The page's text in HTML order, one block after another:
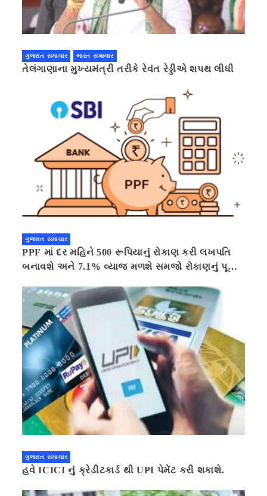
ગુજરાત સમાચાર ભારત સમાચાર
તેલંગાણાના મુખ્યમંત્રી તરીકે રેવંત રેડ્ડીએ શપથ લીધી
ગુજરાત સમાચાર
PPF માં દર મહિને 500 રૂપિયાનું રોકાણ કરી લખપતિ
બનાવશે અને 7.1% વ્યાજ મળશે સમજો રોકાણનું પૂરું
ગુજરાત સમાચાર
હવે ICICI નું ક્રેડીટકાર્ડ થી UPI પેમેંટ કરી શકાશે.